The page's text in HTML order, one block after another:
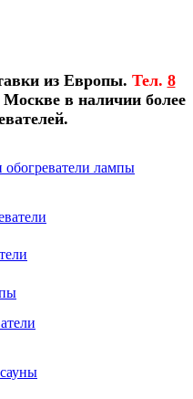
из Европы. Тел. 8
в наличии более
обогреватели лампы